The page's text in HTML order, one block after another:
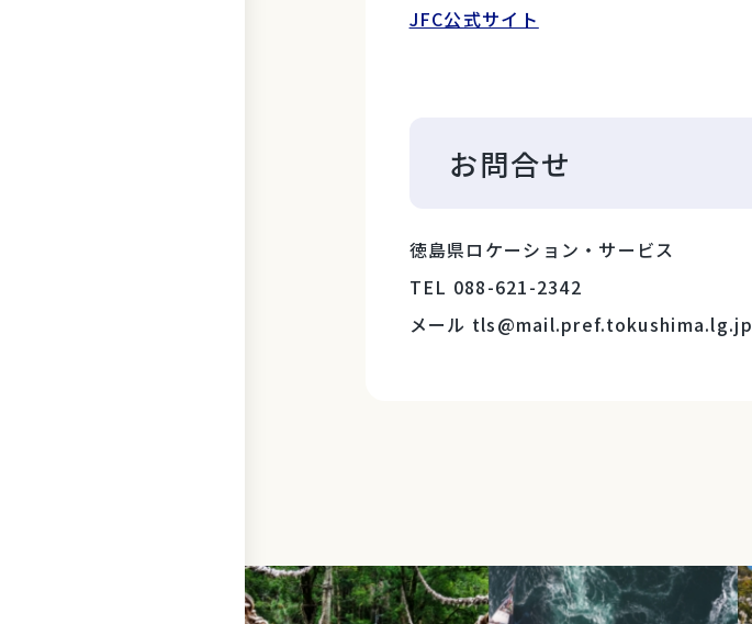
JFC公式サイト
お問合せ
徳島県ロケーション・サービス
TEL 088-621-2342
メール tls@mail.pref.tokushima.lg.jp